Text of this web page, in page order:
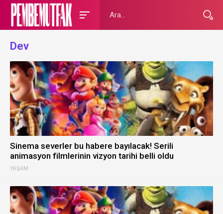
Dev
YAŞAM
Sinema severler bu habere bayılacak! Serili
animasyon filmlerinin vizyon tarihi belli oldu